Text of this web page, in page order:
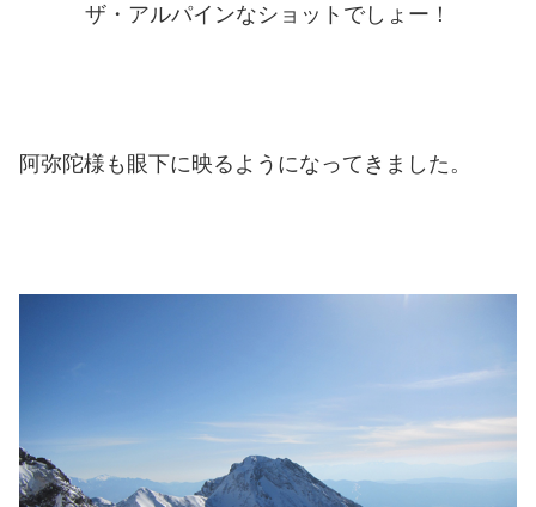
ザ・アルパインなショットでしょー！
阿弥陀様も眼下に映るようになってきました。